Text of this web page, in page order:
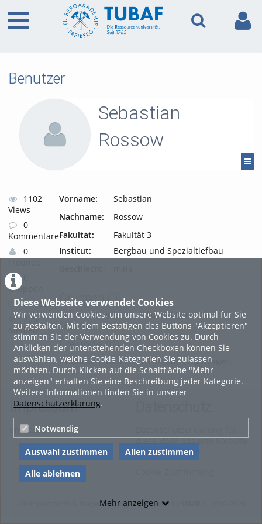
Diese Webseite verwendet Cookies
Wir verwenden Cookies, um unsere Website optimal für Sie
zu gestalten. Mit dem Bestätigen des Buttons "Akzeptieren"
stimmen Sie der Verwendung von Cookies zu. Durch
Anklicken der untenstehenden Checkboxen können Sie
auswählen, welche Cookie-Kategorien Sie zulassen
möchten. Durch Klicken auf die Schaltfläche "Mehr
anzeigen" erhalten Sie eine Beschreibung jeder Kategorie.
Weitere Informationen finden Sie in unserer
Datenschutzerklärung.
Notwendig
Auswahl zustimmen
Allen zustimmen
Alle ablehnen
Mehr anzeigen
Benutzer
Sebastian
Rossow
1102
Views
0
Kommentare
0
0
Gruppen
0 Alben
205
Medien
Vorname:
Sebastian
Nachname:
Rossow
Fakultät:
Fakultät 3
Institut:
Bergbau und Spezialtiefbau
Gruppen(0)
Der Benutzer ist noch kein Mitglied einer
Gruppe.
Freunde(0)
Es wurden noch keine Freunde eingetragen.
Impressum
Impressum
diese ViMP-basierte Website
inkl. Unterseiten
Videoplattform & Player Lösungen powered by